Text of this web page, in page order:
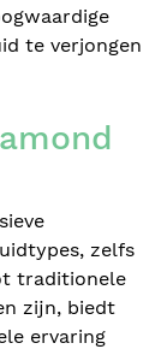
te verjongen
zelfs
traditionele
zijn, biedt
ervaring